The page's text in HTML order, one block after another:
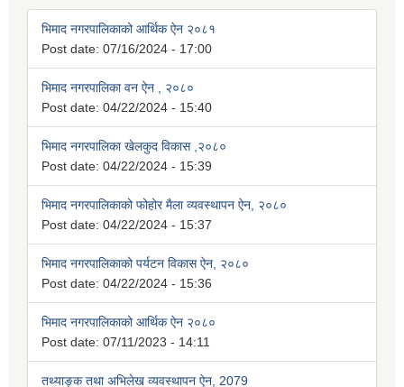
भिमाद नगरपालिकाको आर्थिक ऐन २०८१
Post date: 07/16/2024 - 17:00
भिमाद नगरपालिका वन ऐन , २०८०
Post date: 04/22/2024 - 15:40
भिमाद नगरपालिका खेलकुद विकास ,२०८०
Post date: 04/22/2024 - 15:39
भिमाद नगरपालिकाको फोहोर मैला व्यवस्थापन ऐन, २०८०
Post date: 04/22/2024 - 15:37
भिमाद नगरपालिकाको पर्यटन विकास ऐन, २०८०
Post date: 04/22/2024 - 15:36
भिमाद नगरपालिकाको आर्थिक ऐन २०८०
Post date: 07/11/2023 - 14:11
तथ्याङ्क तथा अभिलेख व्यवस्थापन ऐन, 2079